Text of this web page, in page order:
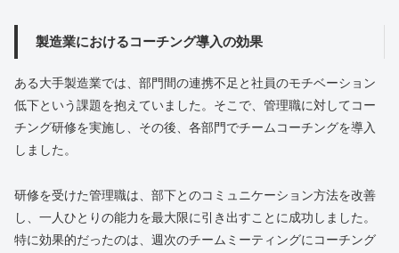
製造業におけるコーチング導入の効果
ある大手製造業では、部門間の連携不足と社員のモチベーション
低下という課題を抱えていました。そこで、管理職に対してコー
チング研修を実施し、その後、各部門でチームコーチングを導入
しました。
研修を受けた管理職は、部下とのコミュニケーション方法を改善
し、一人ひとりの能力を最大限に引き出すことに成功しました。
特に効果的だったのは、週次のチームミーティングにコーチング